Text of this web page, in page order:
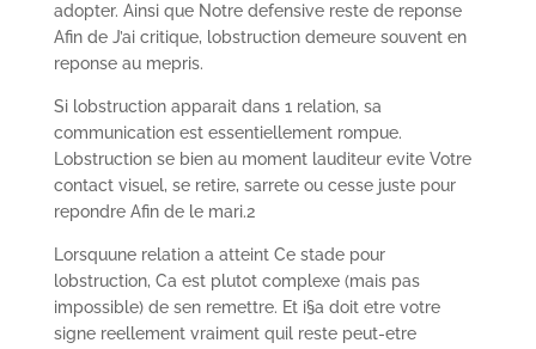
adopter. Ainsi que Notre defensive reste de reponse
Afin de J’ai critique, lobstruction demeure souvent en
reponse au mepris.
Si lobstruction apparait dans 1 relation, sa
communication est essentiellement rompue.
Lobstruction se bien au moment lauditeur evite Votre
contact visuel, se retire, sarrete ou cesse juste pour
repondre Afin de le mari.2
Lorsquune relation a atteint Ce stade pour
lobstruction, Ca est plutot complexe (mais pas
impossible) de sen remettre. Et i§a doit etre votre
signe reellement vraiment quil reste peut-etre